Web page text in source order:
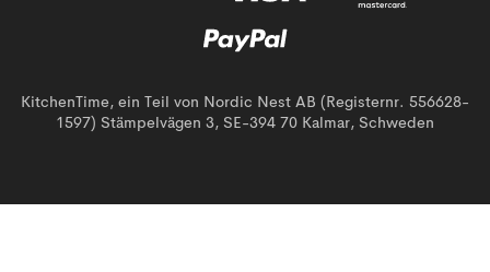
KitchenTime, ein Teil von Nordic Nest AB (Registernr. 556628-
1597) Stämpelvägen 3, SE-394 70 Kalmar, Schweden